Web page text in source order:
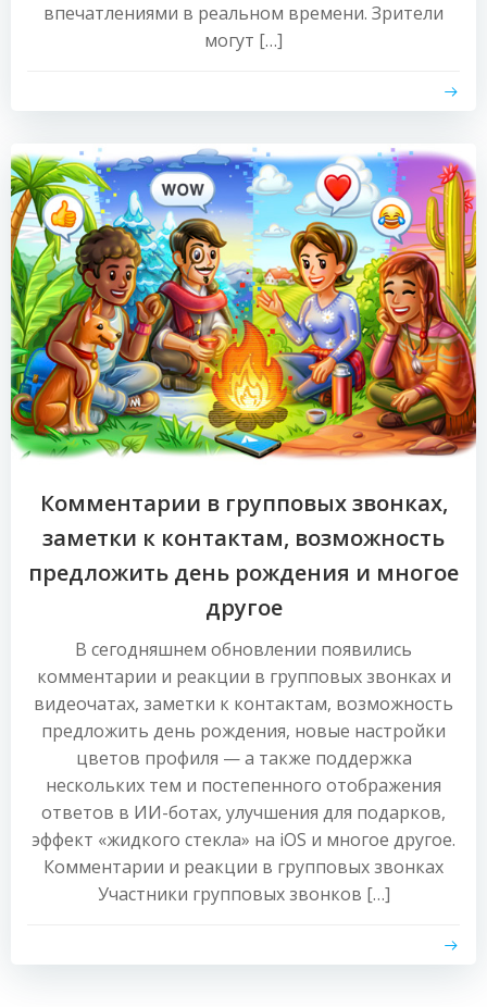
впечатлениями в реальном времени. Зрители
могут […]
Комментарии в групповых звонках,
заметки к контактам, возможность
предложить день рождения и многое
другое
В сегодняшнем обновлении появились
комментарии и реакции в групповых звонках и
видеочатах, заметки к контактам, возможность
предложить день рождения, новые настройки
цветов профиля — а также поддержка
нескольких тем и постепенного отображения
ответов в ИИ-ботах, улучшения для подарков,
эффект «жидкого стекла» на iOS и многое другое.
Комментарии и реакции в групповых звонках
Участники групповых звонков […]